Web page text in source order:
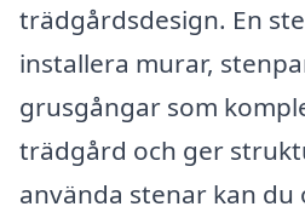
trädgårdsdesign. En
installera murar,
grusgångar som
trädgård och ger
använda stenar kan du